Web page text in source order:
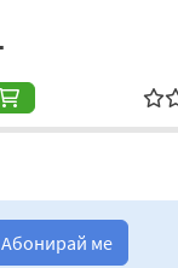
Абонирай ме